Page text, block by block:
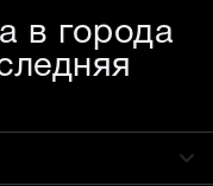
в города